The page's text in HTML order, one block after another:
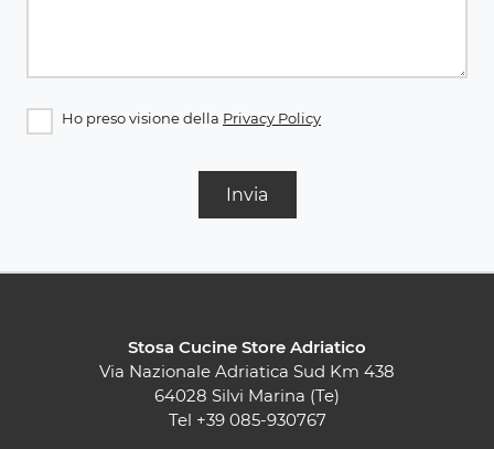
Ho preso visione della Privacy Policy
Invia
Stosa Cucine Store Adriatico
Via Nazionale Adriatica Sud Km 438
64028 Silvi Marina (Te)
Tel +39 085-930767